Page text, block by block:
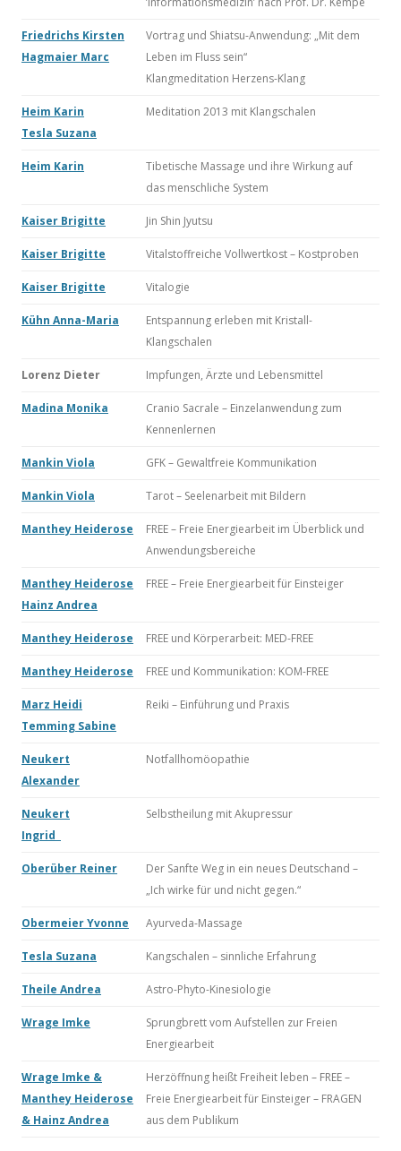
Friedrichs Kirsten
Hagmaier Marc
Vortrag und Shiatsu-Anwendung: „Mit dem
Leben im Fluss sein“
Klangmeditation Herzens-Klang
Heim Karin
Tesla Suzana
Meditation 2013 mit Klangschalen
Heim Karin
Tibetische Massage und ihre Wirkung auf
das menschliche System
Kaiser Brigitte Jin Shin Jyutsu
Kaiser Brigitte Vitalstoffreiche Vollwertkost – Kostproben
Kaiser Brigitte Vitalogie
Kühn Anna-Maria
Entspannung erleben mit Kristall-
Klangschalen
Lorenz Dieter Impfungen, Ärzte und Lebensmittel
Madina Monika
Cranio Sacrale – Einzelanwendung zum
Kennenlernen
Mankin Viola GFK – Gewaltfreie Kommunikation
Mankin Viola Tarot – Seelenarbeit mit Bildern
Manthey Heiderose
FREE – Freie Energiearbeit im Überblick und
Anwendungsbereiche
Manthey Heiderose
Hainz Andrea
FREE – Freie Energiearbeit für Einsteiger
Manthey Heiderose FREE und Körperarbeit: MED-FREE
Manthey Heiderose FREE und Kommunikation: KOM-FREE
Marz Heidi
Temming Sabine
Reiki – Einführung und Praxis
Neukert
Alexander
Notfallhomöopathie
Neukert
Ingrid
Selbstheilung mit Akupressur
Oberüber Reiner
Der Sanfte Weg in ein neues Deutschand –
„Ich wirke für und nicht gegen.“
Obermeier Yvonne Ayurveda-Massage
Tesla Suzana Kangschalen – sinnliche Erfahrung
Theile Andrea Astro-Phyto-Kinesiologie
Wrage Imke
Sprungbrett vom Aufstellen zur Freien
Energiearbeit
Wrage Imke &
Manthey Heiderose
& Hainz Andrea
Herzöffnung heißt Freiheit leben – FREE –
Freie Energiearbeit für Einsteiger – FRAGEN
aus dem Publikum